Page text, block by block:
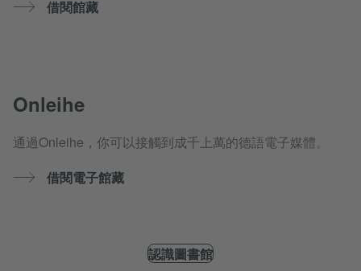
借閱館藏
Onleihe
通過Onleihe，你可以接觸到成千上萬的德語電子媒體。
借閱電子館藏
認識圖書館